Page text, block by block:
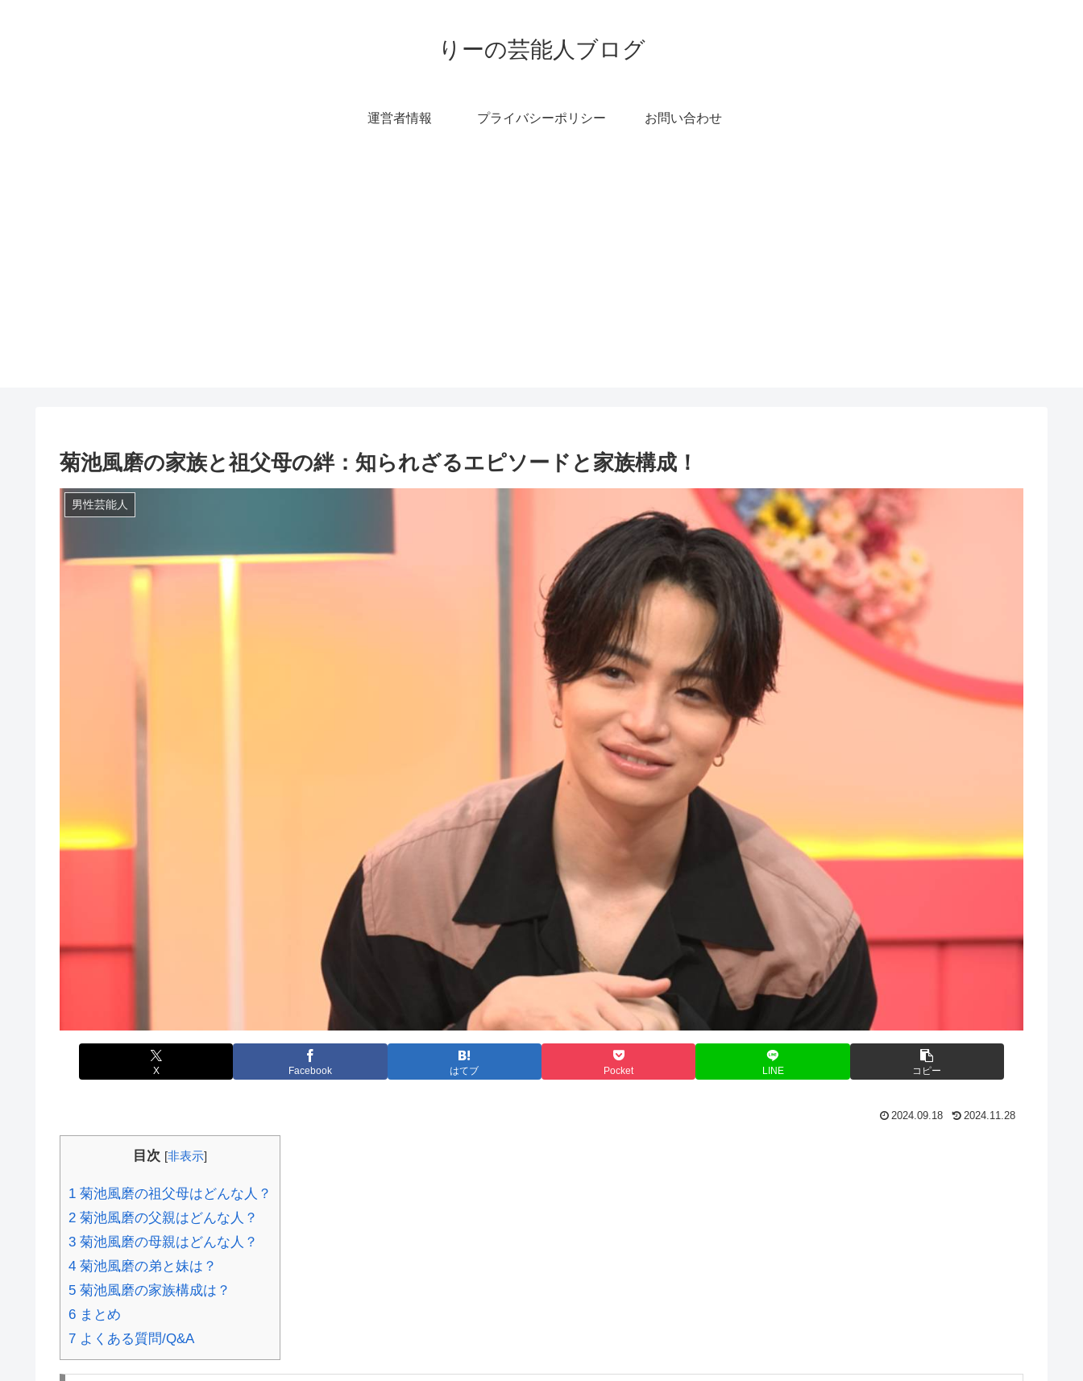
りーの芸能人ブログ
運営者情報 プライバシーポリシー お問い合わせ
菊池風磨の家族と祖父母の絆：知られざるエピソードと家族構成！
男性芸能人
X Facebook はてブ Pocket LINE コピー
2024.09.18 2024.11.28
目次 [非表示]
1 菊池風磨の祖父母はどんな人？
2 菊池風磨の父親はどんな人？
3 菊池風磨の母親はどんな人？
4 菊池風磨の弟と妹は？
5 菊池風磨の家族構成は？
6 まとめ
7 よくある質問/Q&A